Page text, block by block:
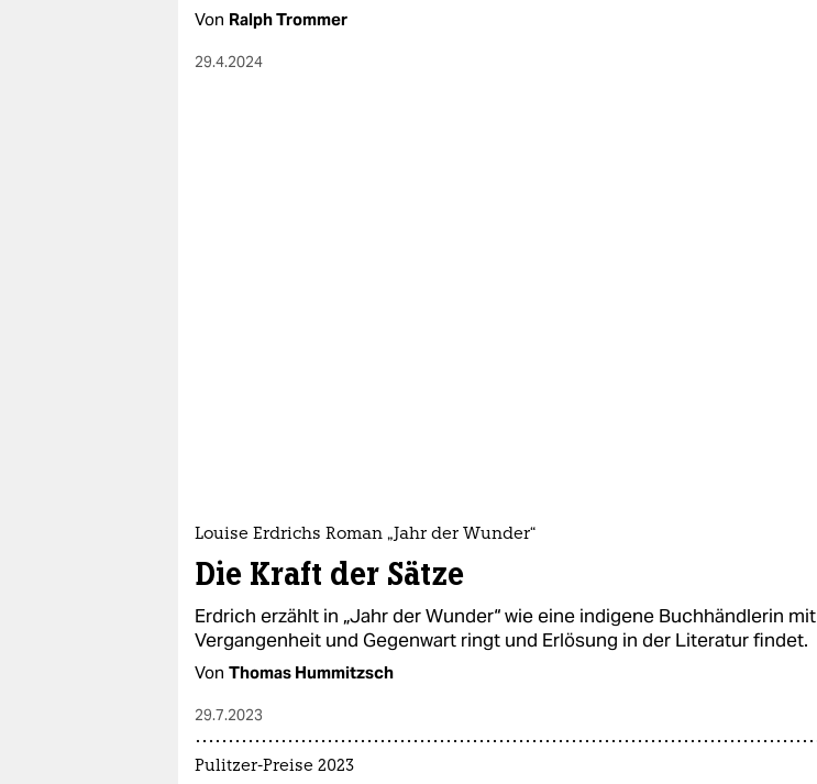
Von Ralph Trommer
29.4.2024
Louise Erdrichs Roman „Jahr der Wunder“
Die Kraft der Sätze
Erdrich erzählt in „Jahr der Wunder“ wie eine indigene Buchhändlerin mit
Vergangenheit und Gegenwart ringt und Erlösung in der Literatur findet.
Von Thomas Hummitzsch
29.7.2023
Pulitzer-Preise 2023